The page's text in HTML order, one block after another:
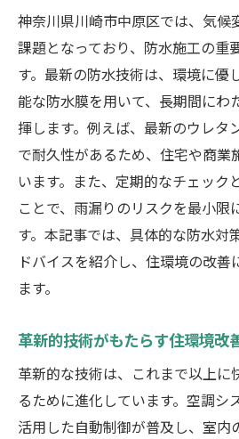
神奈川県川崎市中原区では、気候
課題となっており、防水施工の重
す。最新の防水技術は、環境に優
能な防水膜を用いて、長期間にわ
揮します。例えば、最新のウレタ
で耐久性があるため、住宅や商業
います。また、定期的なチェック
ことで、雨漏りのリスクを最小限
す。本記事では、具体的な防水対
ドバイスを紹介し、住環境の改善
ます。
革新的技術がもたらす住環境改
革新的な技術は、これまで以上に
るために進化しています。空調シ
活用した自動制御が普及し、室内